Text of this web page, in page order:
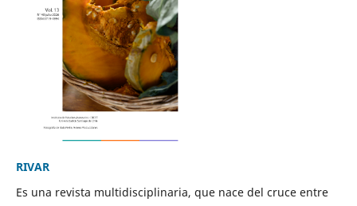
RIVAR
Es una revista multidisciplinaria, que nace del cruce entre